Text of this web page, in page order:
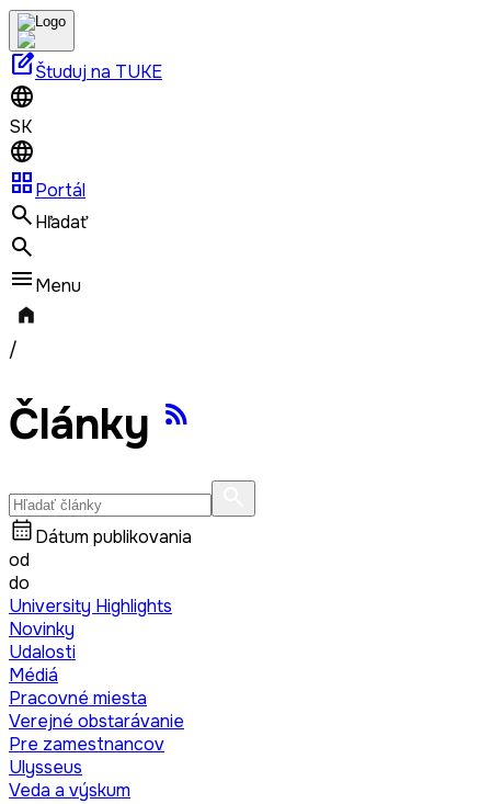
edit_squareŠtuduj na TUKE
SK
grid_viewPortál
Hľadať
Menu
/
Články
Dátum publikovania
od
do
University Highlights
Novinky
Udalosti
Médiá
Pracovné miesta
Verejné obstarávanie
Pre zamestnancov
Ulysseus
Veda a výskum